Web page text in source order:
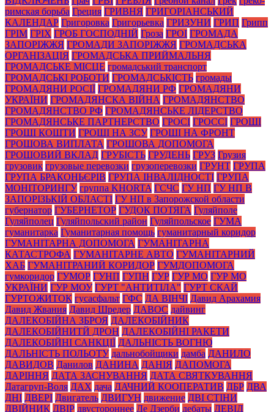
римская борьба Греция ГРИВНЯ ГРИГОРІАНСЬКИЙ
КАЛЕНДАР Григоровка Григорьевка ГРИЗУНИ ГРИП Грипп
ГРІМ ГРІХ ГРОБ ГОСПОДНІЙ Гроза ГРОІ ГРОМАДА
ЗАПОРІЖЖЯ ГРОМАДИ ЗАПОРІЖЖЯ ГРОМАДСЬКА
ОРГАНІЗАЦІЯ ГРОМАДСЬКА ПРИЙМАЛЬНЯ
ГРОМАДСЬКЕ МІСЦЕ громадський транспорт
ГРОМАДСЬКІ РОБОТИ ГРОМАДСЬКІСТЬ громады
ГРОМАДЯНИ РОСІЇ ГРОМАДЯНИ РФ ГРОМАДЯНИ
УКРАЇНИ ГРОМАДЯНСКА ВІЙНА ГРОМАДЯНСТВО
ГРОМАДЯНСТВО РФ ГРОМАДЯНСЬКЕ ЛІДЕРСТВО
ГРОМАДЯНСЬКЕ ПАРТНЕРСТВО ГРОСІ ГРОССІ ГРОШІ
ГРОШІ КОШТИ ГРОШІ НА ЗСУ ГРОШІ НА ФРОНТ
ГРОШОВА ВИПЛАТА ГРОШОВА ДОПОМОГА
ГРОШОВИЙ ВКЛАД ГРУБІСТЬ ГРУДЕНЬ ГРУЗ Грузия
грузовик грузовые перевозки грузоперевозки ГРУНТ ГРУПА
ГРУПА БРАКОНЬЄРІВ ГРУПА ІНВАЛІДНОСТІ ГРУПА
МОНІТОРИНГУ группа KHORTA ГСЧС ГУ НП ГУ НП В
ЗАПОРІЗЬКІЙ ОБЛАСТІ ГУ НП в Запорожской области
губернатор ГУБЕРНЕТОР ГУДОК ПОТЯГА Гуляйполе
Гуляйполец Гуляйпольский район Гуляйпольское ГУМА
гуманитарка Гуманитарная помощь гуманитарный коридор
ГУМАНІТАРНА ДОПОМОГА ГУМАНІТАРНА
КАТАСТРОФА ГУМАНІТАРНЕ АВТО ГУМАНІТАРНИЙ
ХАБ ГУМАНІТРАНИЙ КОРИДОР ГУМДОПОМОГА
гумкоридор ГУМОР ГУНП ГУПН ГУР ГУР МО ГУР МО
УКРАЇНИ ГУР МОУ ГУРТ "АНТИТІЛА" ГУРТ СКАЙ
ГУРТОЖИТОК гусасфальт ГФС ДА ВІНЧІ Давид Арахамия
Давид Жвания Давид Шредер ДАВОС дайвинг
ДАЛЕКОБІЙНА ЗБРОЯ ДАЛЕКОБІЙНИК
ДАЛЕКОБІЙНИТЙ ДРОН ДАЛЕКОБІЙНІ РАКЕТИ
ДАЛЕКОБІЙНІ САНКЦІЇ ДАЛЬНІСТЬ ВОГНЮ
ДАЛЬНІСТЬ ПОЛЬОТУ дальнобойщики дамба ДАНИЛО
ДАВИДОВ Данилов ДАНИНА ДАНІЯ ДАПОМОГА
ДАРІННЯ ДАТА ЗАСНУВАННЯ ДАТА СВЯТКУВАННЯ
Датагруп-Воля ДАХ дача ДАЧНИЙ КООПЕРАТИВ ДБР ДВА
ДНІ ДВЕРІ Двигатель ДВИГУН движение ДВІ СТІНИ
ДВІЙНИК ДВІР двустороннее Де Дзерби дебаты ДЕВІД